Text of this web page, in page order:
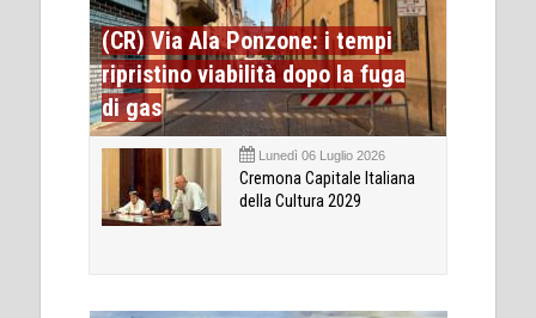
(CR) Via Ala Ponzone: i tempi
ripristino viabilità dopo la fuga
di gas
Lunedì 06 Luglio 2026
Cremona Capitale Italiana
della Cultura 2029